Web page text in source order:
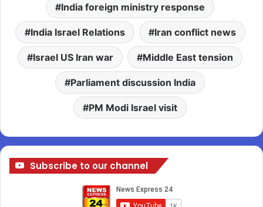
India foreign ministry response
India Israel Relations Iran conflict news
Israel US Iran war Middle East tension
Parliament discussion India
PM Modi Israel visit
Subscribe to our channel